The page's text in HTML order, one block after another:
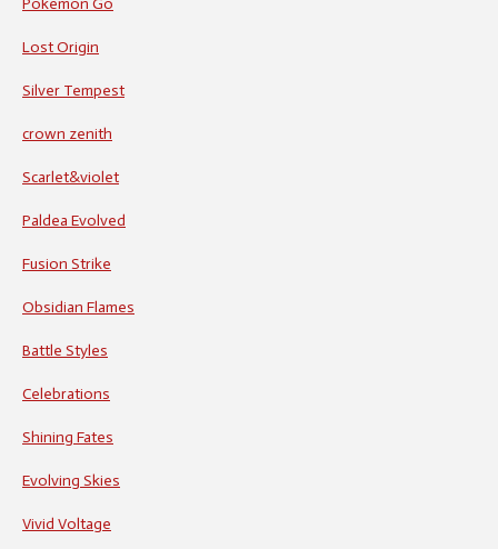
Pokemon Go
Lost Origin
Silver Tempest
crown zenith
Scarlet&violet
Paldea Evolved
Fusion Strike
Obsidian Flames
Battle Styles
Celebrations
Shining Fates
Evolving Skies
Vivid Voltage